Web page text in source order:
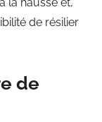
de résilier
de